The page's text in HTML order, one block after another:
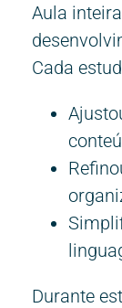
Aula
Cada
Durante